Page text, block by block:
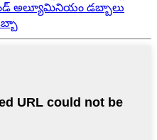
అల్యూమినియం డబ్బాలు